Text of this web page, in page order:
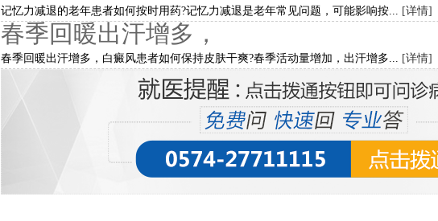
记忆力减退的老年患者如何按时用药?记忆力减退是老年常见问题，可能影响按... [详情]
春季回暖出汗增多，
春季回暖出汗增多，白癜风患者如何保持皮肤干爽?春季活动量增加，出汗增多... [详情]